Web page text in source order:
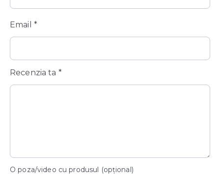
Recenzia ta *
O poza/video cu produsul (opțional)
Email *